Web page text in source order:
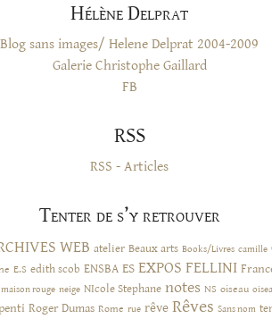
Hélène Delprat
Blog sans images/ Helene Delprat 2004-2009
Galerie Christophe Gaillard
FB
RSS
RSS - Articles
Tenter de s’y retrouver
WEB atelier Beaux arts Books/Livres camille
E.S edith scob ENSBA ES EXPOS FELLINI
maison rouge neige NIcole Stephane notes NS oiseau
Roger Dumas Rome rue rêve Rêves Sans nom